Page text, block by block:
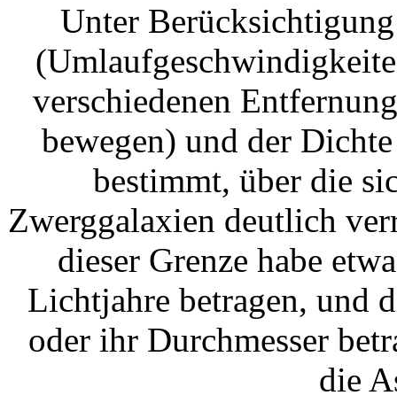
Unter
verschiedenen
bewegen) und der
bestimmt, über die
Zwerggalaxien deutlich
dieser Grenze habe
Lichtjahre betragen, und
oder ihr Durchmesser
die